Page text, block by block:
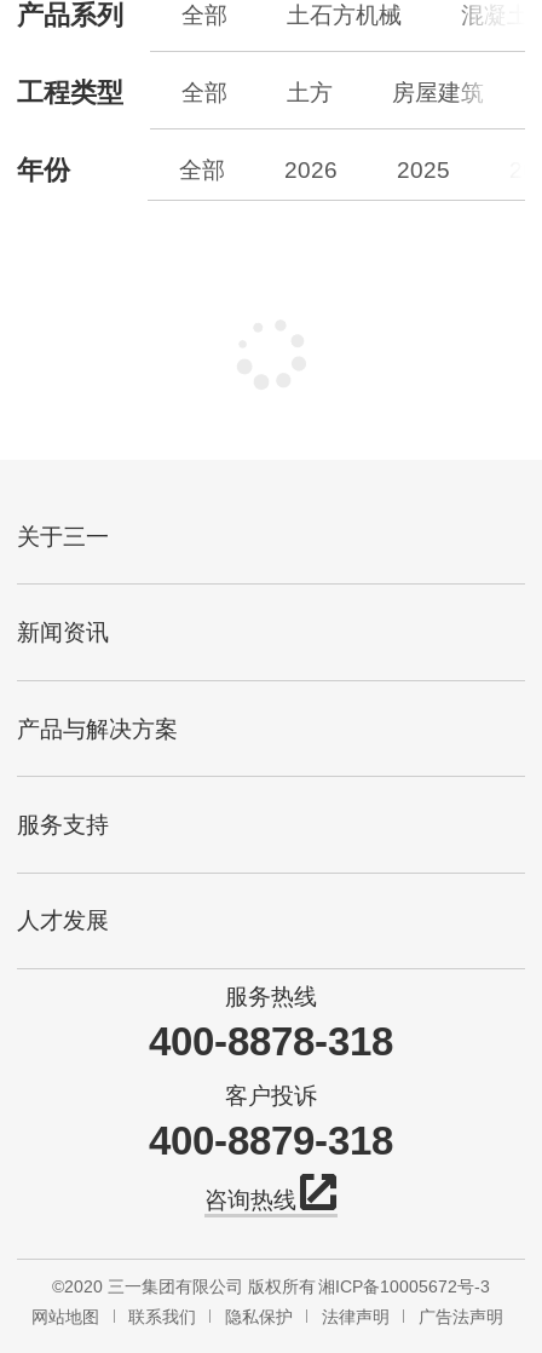
产品系列 全部 土石方机械 混凝土
工程类型 全部 土方 房屋建筑
年份 全部 2026 2025
关于三一
新闻资讯
产品与解决方案
服务支持
人才发展
服务热线
400-8878-318
客户投诉
400-8879-318
咨询热线
©2020 三一集团有限公司 版权所有湘ICP备10005672号-3
网站地图
联系我们 隐私保护 法律声明 广告法声明